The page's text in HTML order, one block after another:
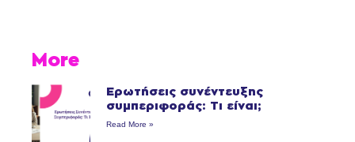
More
Ερωτήσεις συνέντευξης
συμπεριφοράς: Τι είναι;
Read More »